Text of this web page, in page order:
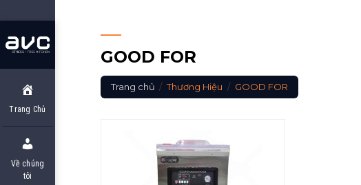
to
content
Trang Chủ
Về chúng
tôi
GOOD FOR
Trang chủ / Thương Hiệu / GOOD FOR